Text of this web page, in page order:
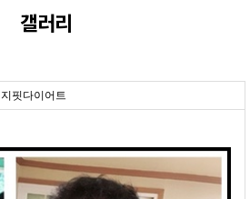
갤러리
핏다이어트